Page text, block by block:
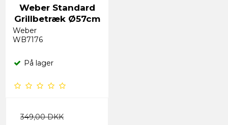
Weber Standard
Grillbetræk Ø57cm
Weber
WB7176
På lager
349,00 DKK